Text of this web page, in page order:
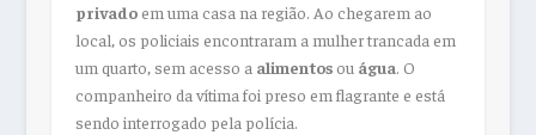
privadoem uma casa na região. Ao chegarem ao
local, os policiais encontraram a mulher trancada em
um quarto, sem acesso a alimentosou água. O
companheiro da vítima foi preso em flagrante e está
sendo interrogado pela polícia.